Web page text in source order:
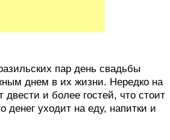
пар день свадьбы
днем ​​в их жизни. Нередко на
и более гостей, что стоит
денег уходит на еду, напитки и